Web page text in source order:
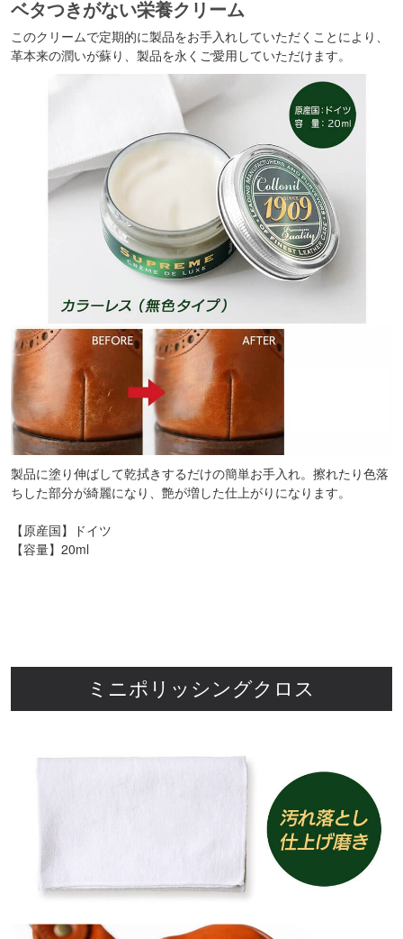
ベタつきがない栄養クリーム
このクリームで定期的に製品をお手入れしていただくことにより、
革本来の潤いが蘇り、製品を永くご愛用していただけます。
製品に塗り伸ばして乾拭きするだけの簡単お手入れ。擦れたり色落
ちした部分が綺麗になり、艶が増した仕上がりになります。
【原産国】ドイツ
【容量】20ml
ミニポリッシングクロス